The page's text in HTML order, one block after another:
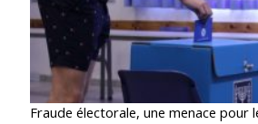
Fraude électorale, une menace pour